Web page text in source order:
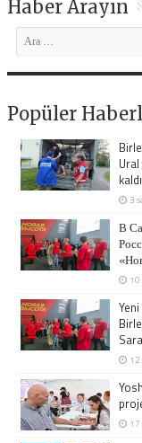
Haber Arayın
Popüler
3
В
10
12
17